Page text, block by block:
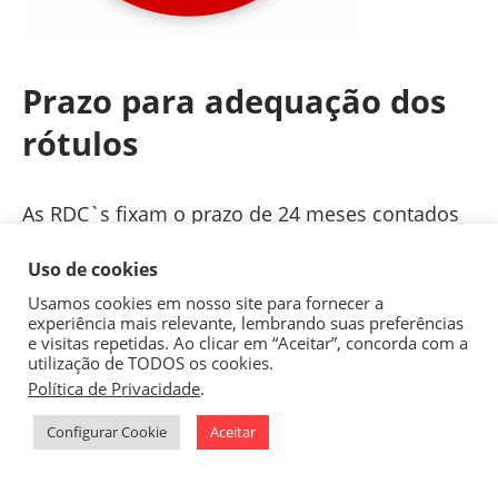
Prazo para adequação dos
rótulos
As RDC`s fixam o prazo de 24 meses contados
que se enquadrem nas regras contenham a
informação. Esta medida visa com que as
indústrias possam esgotar seus estoques de
produto e rótulos e embalagens antes de
mudar para as novas regras de rotulagem.
Uso de cookies
Usamos cookies em nosso site para fornecer a
experiência mais relevante, lembrando suas preferências
e visitas repetidas. Ao clicar em “Aceitar”, concorda com a
utilização de TODOS os cookies.
Política de Privacidade.
Configurar Cookie Aceitar